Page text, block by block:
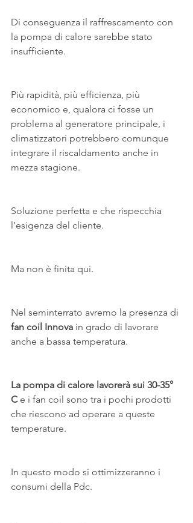
Di conseguenza il raffrescamento con
la pompa di calore sarebbe stato
insufficiente.
Più rapidità, più efficienza, più
economico e, qualora ci fosse un
problema al generatore principale, i
climatizzatori potrebbero comunque
integrare il riscaldamento anche in
mezza stagione.
Soluzione perfetta e che rispecchia
l’esigenza del cliente.
Ma non è finita qui.
Nel seminterrato avremo la presenza di
fan coil Innova in grado di lavorare
anche a bassa temperatura.
La pompa di calore lavorerà sui 30-35°
C e i fan coil sono tra i pochi prodotti
che riescono ad operare a queste
temperature.
In questo modo si ottimizzeranno i
consumi della Pdc.